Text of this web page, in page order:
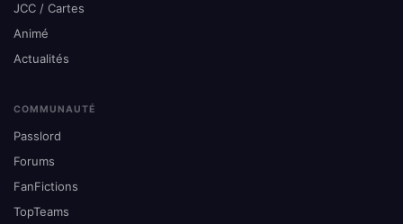
JCC / Cartes
Animé
Actualités
COMMUNAUTÉ
Passlord
Forums
FanFictions
TopTeams